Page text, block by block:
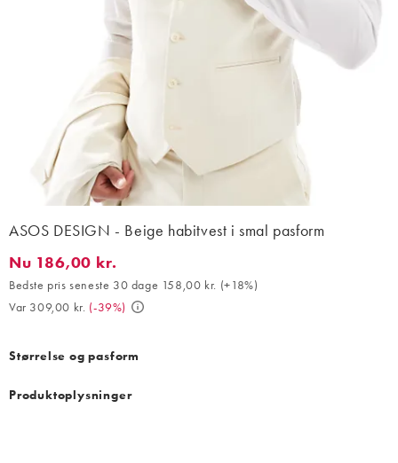
ASOS DESIGN - Beige habitvest i smal pasform
Nu 186,00 kr.. Bedste pris seneste 30 dage 158,00 kr. (+18%).
Nu 186,00 kr.
Bedste pris seneste 30 dage 158,00 kr. (+18%)
Var 309,00 kr. (-39%)
Størrelse og pasform
Produktoplysninger